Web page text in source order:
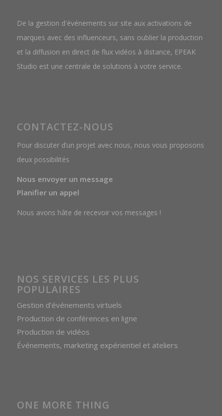
De la gestion d'événements sur site aux activations de
marques avec des influenceurs, sans oublier la production
et la diffusion en direct de flux vidéos à distance, EPEAK
Studio est une centrale de solutions à votre service.
CONTACTEZ-NOUS
Pour discuter d’un projet avec nous, nous vous proposons
deux possibilités
Nous envoyer un message
Planifier un appel
Nous avons hâte de recevoir vos messages !
NOS SERVICES LES PLUS
POPULAIRES
Gestion d’événements virtuels
Production de conférences en ligne
Production de vidéos
Événements, marketing expérientiel et ateliers
ONE MORE THING